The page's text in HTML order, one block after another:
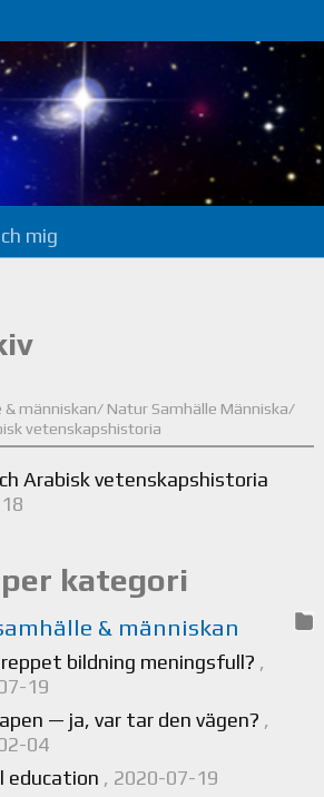
mig
& människan/ Natur Samhälle Människa/
vetenskapshistoria
Arabisk vetenskapshistoria
kategori
& människan
bildning meningsfull? ,
19
— ja, var tar den vägen? ,
04
education , 2020-07-19